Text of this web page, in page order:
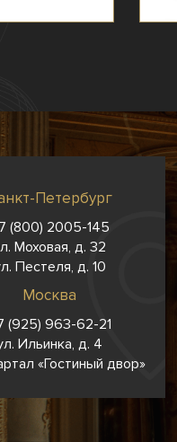
Петербург
(800) 2005-145
Моховая, д. 32
Пестеля, д. 10
Москва
(925) 963-62-21
Ильинка, д. 4
«Гостиный двор»